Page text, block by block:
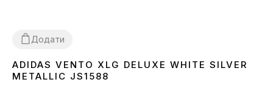
Додати
36 3738 39 404144
ADIDAS VENTO XLG DELUXE WHITE SILVER
METALLIC JS1588